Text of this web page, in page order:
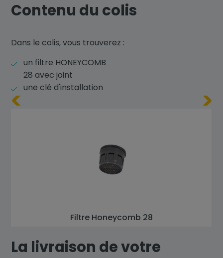
Contenu du colis
Dans le colis, vous trouverez :
un filtre HONEYCOMB
28 avec joint
une clé d'installation
Filtre Honeycomb 28
La livraison de votre